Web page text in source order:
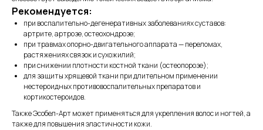
Рекомендуется:
при воспалительно-дегенеративных заболеваниях суставов:
артрите, артрозе, остеохондрозе;
при травмах опорно-двигательного аппарата — переломах,
растяжениях связок и сухожилий;
при снижении плотности костной ткани (остеопорозе);
для защиты хрящевой ткани при длительном применении
нестероидных противовоспалительных препаратов и
кортикостероидов.
Также Эсобел-Арт может применяться для укрепления волос и ногтей, а
также для повышения эластичности кожи.